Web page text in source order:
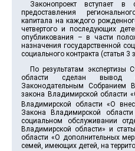
Законопроект вступает
предоставления
капитала на каждого
четвертого и последующих
опубликования – в части
назначения государственной
социального контракта (статья 3
По результатам экспертизы
области сделан вывод
Законодательным Собранием
закона Владимирской области
Владимирской области «О
Закона Владимирской
социальном обслуживании
Владимирской области» и
области «О дополнительных
семей, имеющих детей, на